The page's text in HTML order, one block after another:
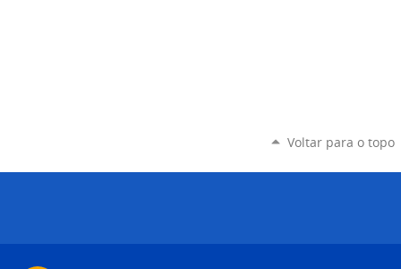
Voltar para o topo